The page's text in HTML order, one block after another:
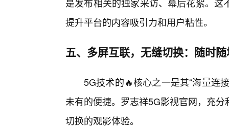
是发布相关的独家采访、幕后花絮。
提升平台的内容吸引力和用户粘性。
五、多屏互联，无缝切换：随时
5G技术的🔥核心之一是其“海量连
未有的便捷。罗志祥5G影视官网，充
切换的观影体验。